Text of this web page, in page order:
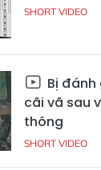
SHORT VIDEO
Bị
cãi vã sau
thông
SHORT VIDEO